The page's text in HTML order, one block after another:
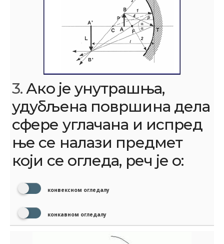
3.Ако је унутрашња,
удубљена површина дела
сфере углачана и испред
ње се налази предмет
који се огледа, реч је о:
конвексном огледалу
конкавном огледалу